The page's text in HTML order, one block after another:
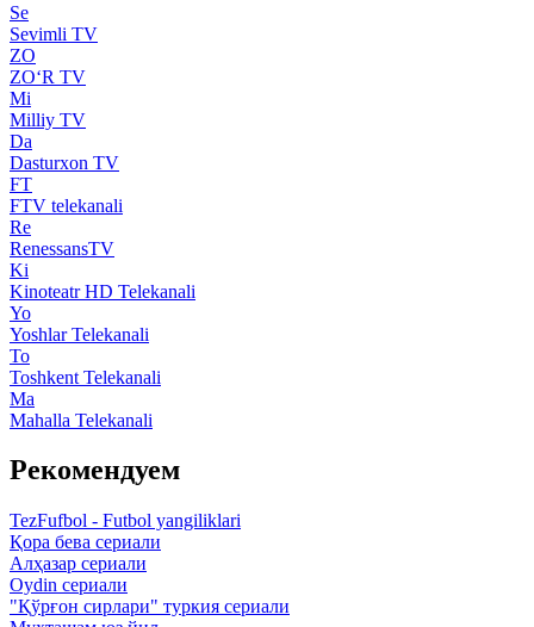
Se
Sevimli TV
ZO
ZO‘R TV
Mi
Milliy TV
Da
Dasturxon TV
FT
FTV telekanali
Re
RenessansTV
Ki
Kinoteatr HD Telekanali
Yo
Yoshlar Telekanali
To
Toshkent Telekanali
Ma
Mahalla Telekanali
Рекомендуем
TezFufbol - Futbol yangiliklari
Қора бева сериали
Алҳазар сериали
Oydin сериали
"Қўрғон сирлари" туркия сериали